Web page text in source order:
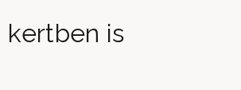
kertben is